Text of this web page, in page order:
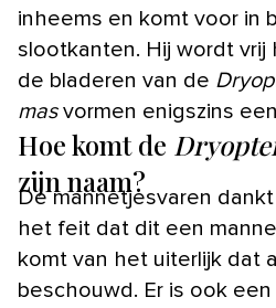
inheems en komt voor in
slootkanten. Hij wordt vrij
de bladeren van de
mas vormen enigszins
Hoe komt de
zijn naam?
De mannetjesvaren
het feit dat dit een
komt van het uiterlijk dat
beschouwd. Er is ook